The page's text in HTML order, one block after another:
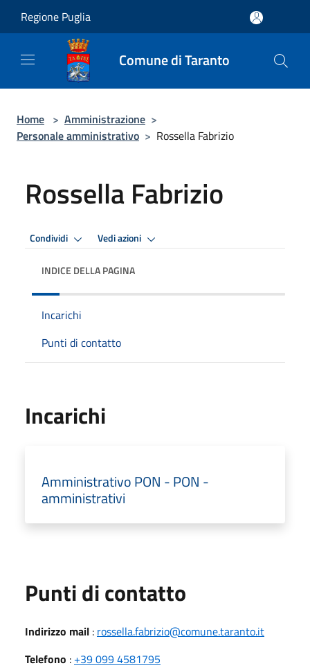
Regione Puglia
Comune di Taranto
Home > Amministrazione >
Personale amministrativo > Rossella Fabrizio
Rossella Fabrizio
Condividi Vedi azioni
INDICE DELLA PAGINA
Incarichi
Punti di contatto
Incarichi
Amministrativo PON - PON -
amministrativi
Punti di contatto
Indirizzo mail : rossella.fabrizio@comune.taranto.it
Telefono : +39 099 4581795